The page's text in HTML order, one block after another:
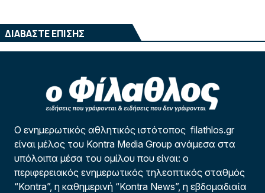
ΔΙΑΒΑΣΤΕ ΕΠΙΣΗΣ
Ο ενημερωτικός αθλητικός ιστότοπος filathlos.gr
είναι μέλος του Kontra Media Group ανάμεσα στα
υπόλοιπα μέσα του ομίλου που είναι: ο
περιφερειακός ενημερωτικός τηλεοπτικός σταθμός
“Kontra”, η καθημερινή “Kontra News”, η εβδομαδιαία